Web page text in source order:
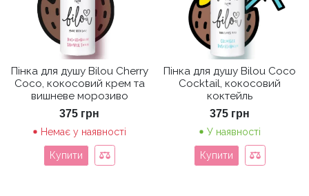
Пінка для душу Bilou Cherry
Coco, кокосовий крем та
вишневе морозиво
375 грн
Немає у наявності
Купити
Пінка для душу Bilou Coco
Cocktail, кокосовий
коктейль
375 грн
У наявності
Купити